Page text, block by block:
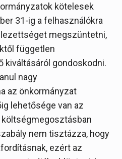
kötelesek
31-ig a felhasználókra
megszüntetni,
független
kiváltásáról gondoskodni.
nagy
az önkormányzat
lehetősége van az
nem tisztázza, hogy
ezért az